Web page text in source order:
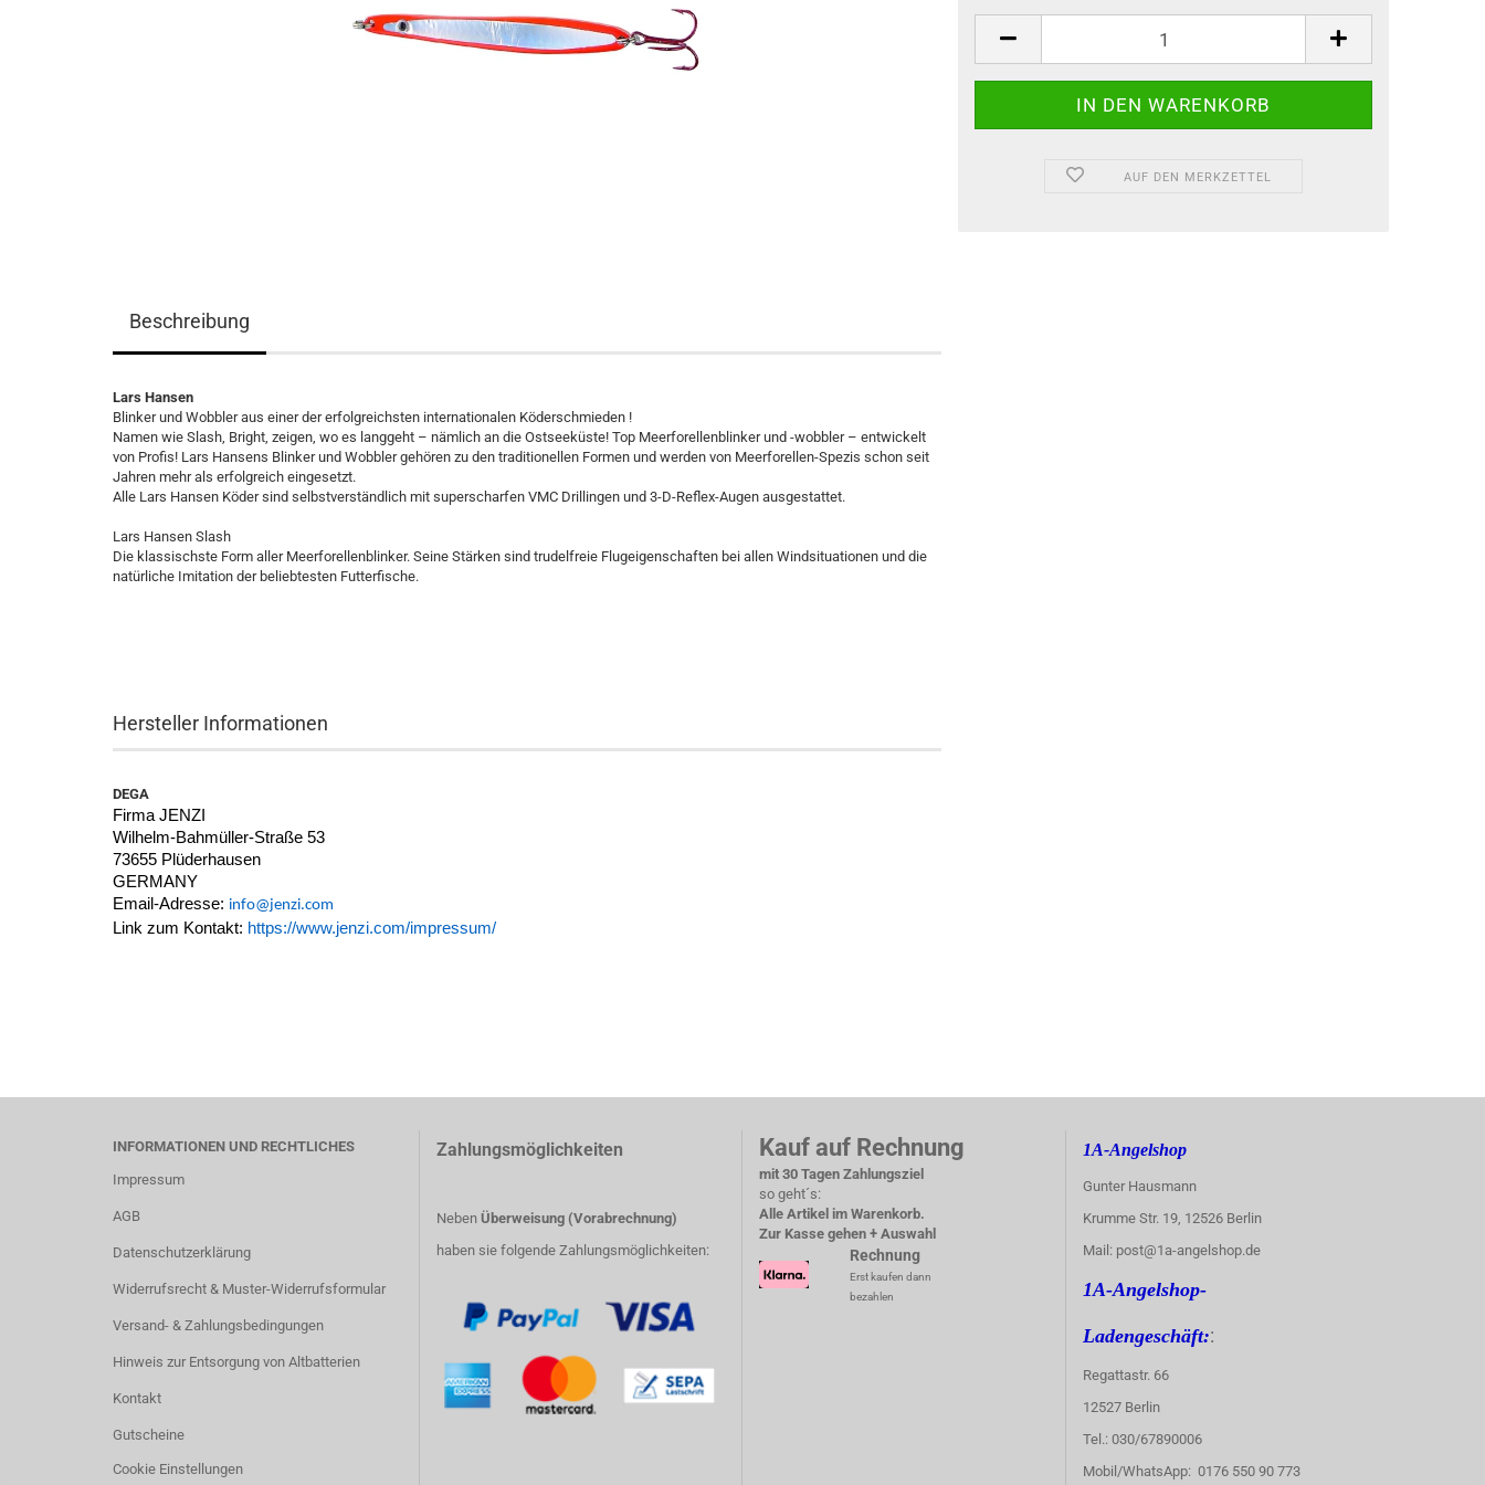
AUF DEN MERKZETTEL
Beschreibung
Lars Hansen
Blinker und Wobbler aus einer der erfolgreichsten internationalen Köderschmieden !
Namen wie Slash, Bright, zeigen, wo es langgeht – nämlich an die Ostseeküste! Top Meerforellenblinker und -wobbler – entwickelt
von Profis! Lars Hansens Blinker und Wobbler gehören zu den traditionellen Formen und werden von Meerforellen-Spezis schon seit
Jahren mehr als erfolgreich eingesetzt.
Alle Lars Hansen Köder sind selbstverständlich mit superscharfen VMC Drillingen und 3-D-Reflex-Augen ausgestattet.
Lars Hansen Slash
Die klassischste Form aller Meerforellenblinker. Seine Stärken sind trudelfreie Flugeigenschaften bei allen Windsituationen und die
natürliche Imitation der beliebtesten Futterfische.
Hersteller Informationen
DEGA
Firma JENZI
Wilhelm-Bahmüller-Straße 53
73655 Plüderhausen
GERMANY
Email-Adresse: info@jenzi.com
Link zum Kontakt: https://www.jenzi.com/impressum/
INFORMATIONEN UND RECHTLICHES
Impressum
AGB
Datenschutzerklärung
Widerrufsrecht & Muster-Widerrufsformular
Versand- & Zahlungsbedingungen
Hinweis zur Entsorgung von Altbatterien
Kontakt
Gutscheine
Cookie Einstellungen
Zahlungsmöglichkeiten
NebenÜberweisung (Vorabrechnung)
haben sie folgende Zahlungsmöglichkeiten:
Kauf auf Rechnung
mit 30 Tagen Zahlungsziel
so geht´s:
Alle Artikel im Warenkorb.
Zur Kasse gehen + Auswahl
Rechnung
Erst kaufen dann
bezahlen
1A-Angelshop
Gunter Hausmann
Krumme Str. 19, 12526 Berlin
Mail: post@1a-angelshop.de
1A-Angelshop-
Ladengeschäft::
Regattastr. 66
12527 Berlin
Tel.: 030/67890006
Mobil/WhatsApp: 0176 550 90 773